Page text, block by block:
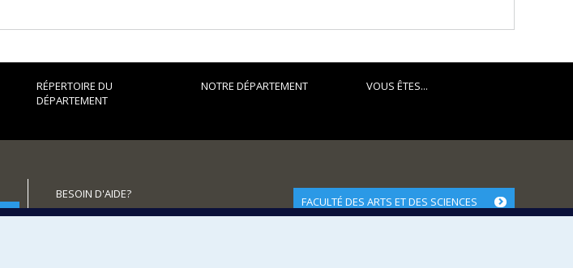
RÉPERTOIRE DU
DÉPARTEMENT
NOTRE DÉPARTEMENT VOUS ÊTES...
BESOIN D'AIDE?
Plan du site
FACULTÉ DES ARTS ET DES SCIENCES